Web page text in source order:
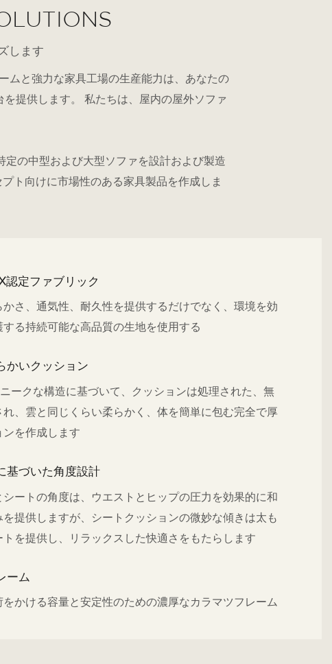
します
ムと強力な家具工場の生産能力は、あなたの
提供します。 私たちは、屋内の屋外ソファ
の中型および大型ソファを設計および製造
ト向けに市場性のある家具製品を作成しま
認定ファブリック
さ、通気性、耐久性を提供するだけでなく、環境を効
る持続可能な高品質の生地を使用する
かいクッション
ークな構造に基づいて、クッションは処理された、無
、雲と同じくらい柔らかく、体を簡単に包む完全で厚
を作成します
基づいた角度設計
ートの角度は、ウエストとヒップの圧力を効果的に和
を提供しますが、シートクッションの微妙な傾きは太も
トを提供し、リラックスした快適さをもたらします
ーム
かける容量と安定性のための濃厚なカラマツフレーム